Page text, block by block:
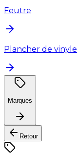
Feutre
Plancher de vinyle
Marques
Retour